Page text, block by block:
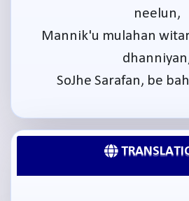
neelun,
Mannik'u mulahan
SoJhe Sarafan, be